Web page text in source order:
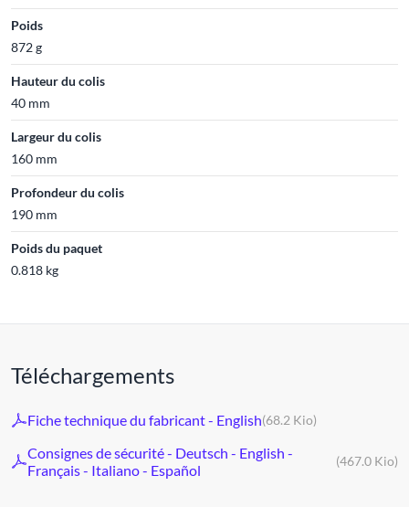
Poids
872 g
Hauteur du colis
40 mm
Largeur du colis
160 mm
Profondeur du colis
190 mm
Poids du paquet
0.818 kg
Téléchargements
Fiche technique du fabricant - English(68.2 Kio)
Consignes de sécurité - Deutsch - English -
Français - Italiano - Español
(467.0 Kio)